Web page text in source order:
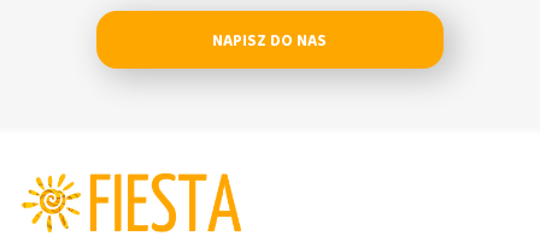
NAPISZ DO NAS